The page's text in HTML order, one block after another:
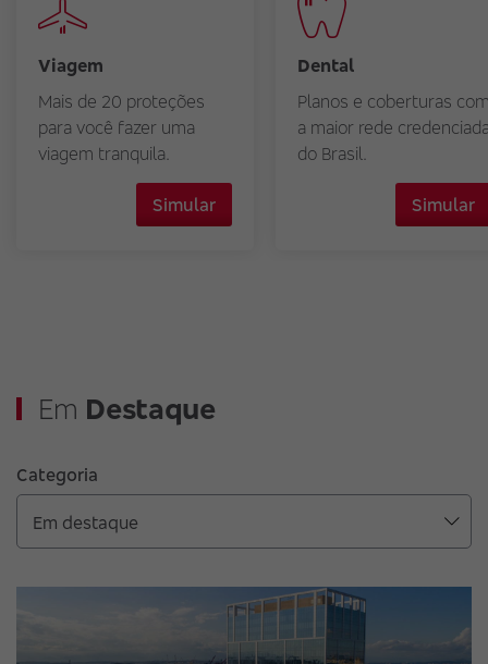
Viagem
Mais de 20 proteções
para você fazer uma
viagem tranquila.
Simular
Dental
Planos e coberturas
a maior rede
do Brasil.
Simular
Em Destaque
Categoria